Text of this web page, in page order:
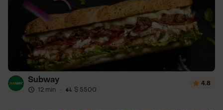
Subway
12 min · $ 5500
4.8